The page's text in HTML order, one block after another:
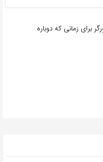
برای زمانی که دوباره